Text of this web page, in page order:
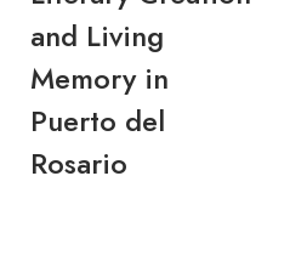
and Living
Memory in
Puerto del
Rosario